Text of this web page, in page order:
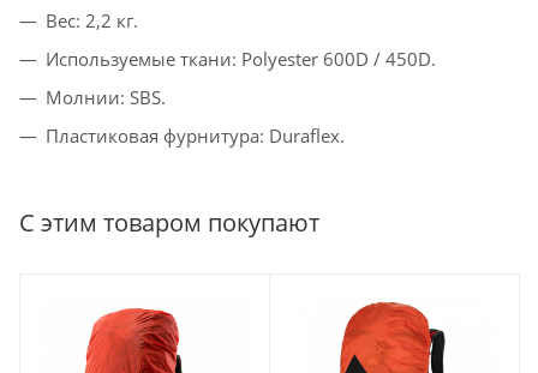
Вес: 2,2 кг.
Используемые ткани: Polyester 600D / 450D.
Молнии: SBS.
Пластиковая фурнитура: Duraflex.
С этим товаром покупают